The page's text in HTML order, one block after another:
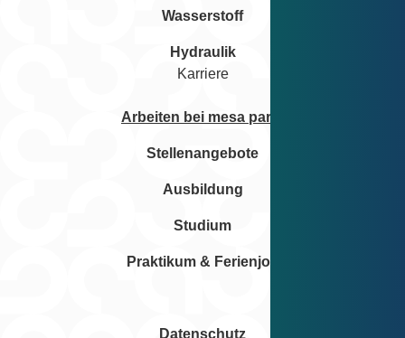
Wasserstoff
Hydraulik
Karriere
Arbeiten bei mesa parts
Stellenangebote
Ausbildung
Studium
Praktikum & Ferienjob
Datenschutz